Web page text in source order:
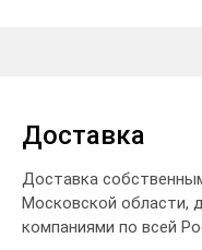
Доставка
Доставка
Московской области,
компаниями по всей